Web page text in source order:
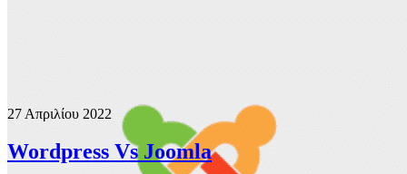
27 Απριλίου 2022
Wordpress Vs Joomla